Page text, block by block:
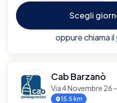
Scegli
oppure chiama il
Cab Barzanò
Via 4 Novembre 26
15.5 km